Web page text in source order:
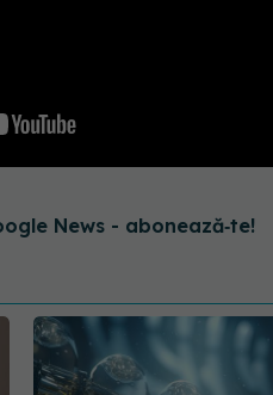
News - abonează‑te!